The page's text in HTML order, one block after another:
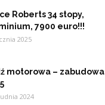
Roberts 34 stopy,
7900 euro!!!
2025
motorowa – zabudowa
2024